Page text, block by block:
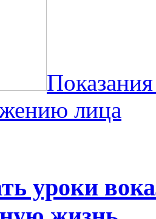
лица
уроки